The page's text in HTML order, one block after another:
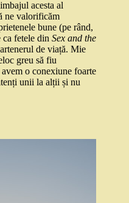
acesta al
ne valorificăm
bune (pe rând,
ca fetele din Sex and the
de viață. Mie
greu să fiu
o conexiune foarte
unii la alții și nu